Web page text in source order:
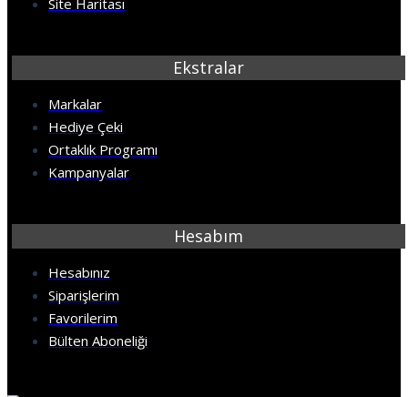
Site Haritası
Ekstralar
Markalar
Hediye Çeki
Ortaklık Programı
Kampanyalar
Hesabım
Hesabınız
Siparişlerim
Favorilerim
Bülten Aboneliği